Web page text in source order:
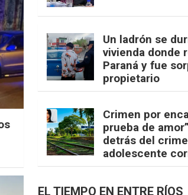
Un ladrón se
vivienda donde
Paraná y fue
propietario
Crimen por
prueba de
detrás del
adolescente
EL TIEMPO EN ENTRE RÍOS